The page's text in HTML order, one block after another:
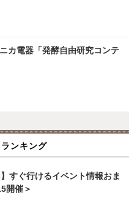
カ電器「発酵自由研究コンテ
ンキング
】すぐ行けるイベント情報おま
開催＞